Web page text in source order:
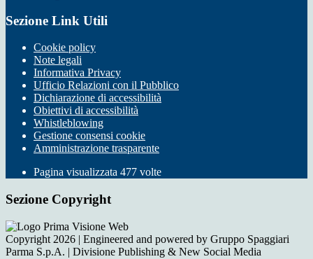
Sezione Link Utili
Cookie policy
Note legali
Informativa Privacy
Ufficio Relazioni con il Pubblico
Dichiarazione di accessibilità
Obiettivi di accessibilità
Whistleblowing
Gestione consensi cookie
Amministrazione trasparente
Pagina visualizzata 477 volte
Sezione Copyright
Copyright 2026 | Engineered and powered by Gruppo Spaggiari
Parma S.p.A. | Divisione Publishing & New Social Media